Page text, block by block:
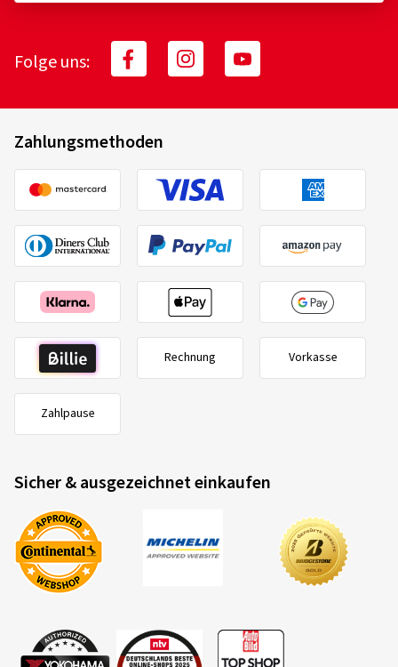
Folge uns:
Zahlungsmethoden
Rechnung Vorkasse
Zahlpause
Sicher & ausgezeichnet einkaufen